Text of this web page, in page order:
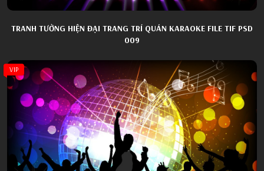
TRANH TƯỜNG HIỆN ĐẠI TRANG TRÍ QUÁN KARAOKE FILE TIF PSD
009
VIP